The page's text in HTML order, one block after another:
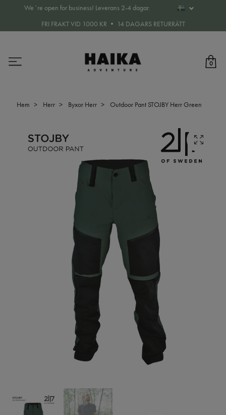
We´re open for business! Leverans 2-4 dagar.
FRI FRAKT VID 1000 KR • 14 DAGARS RETURRÄTT
0
Hem Herr Byxor Herr Outdoor Pant STOJBY Herr Green